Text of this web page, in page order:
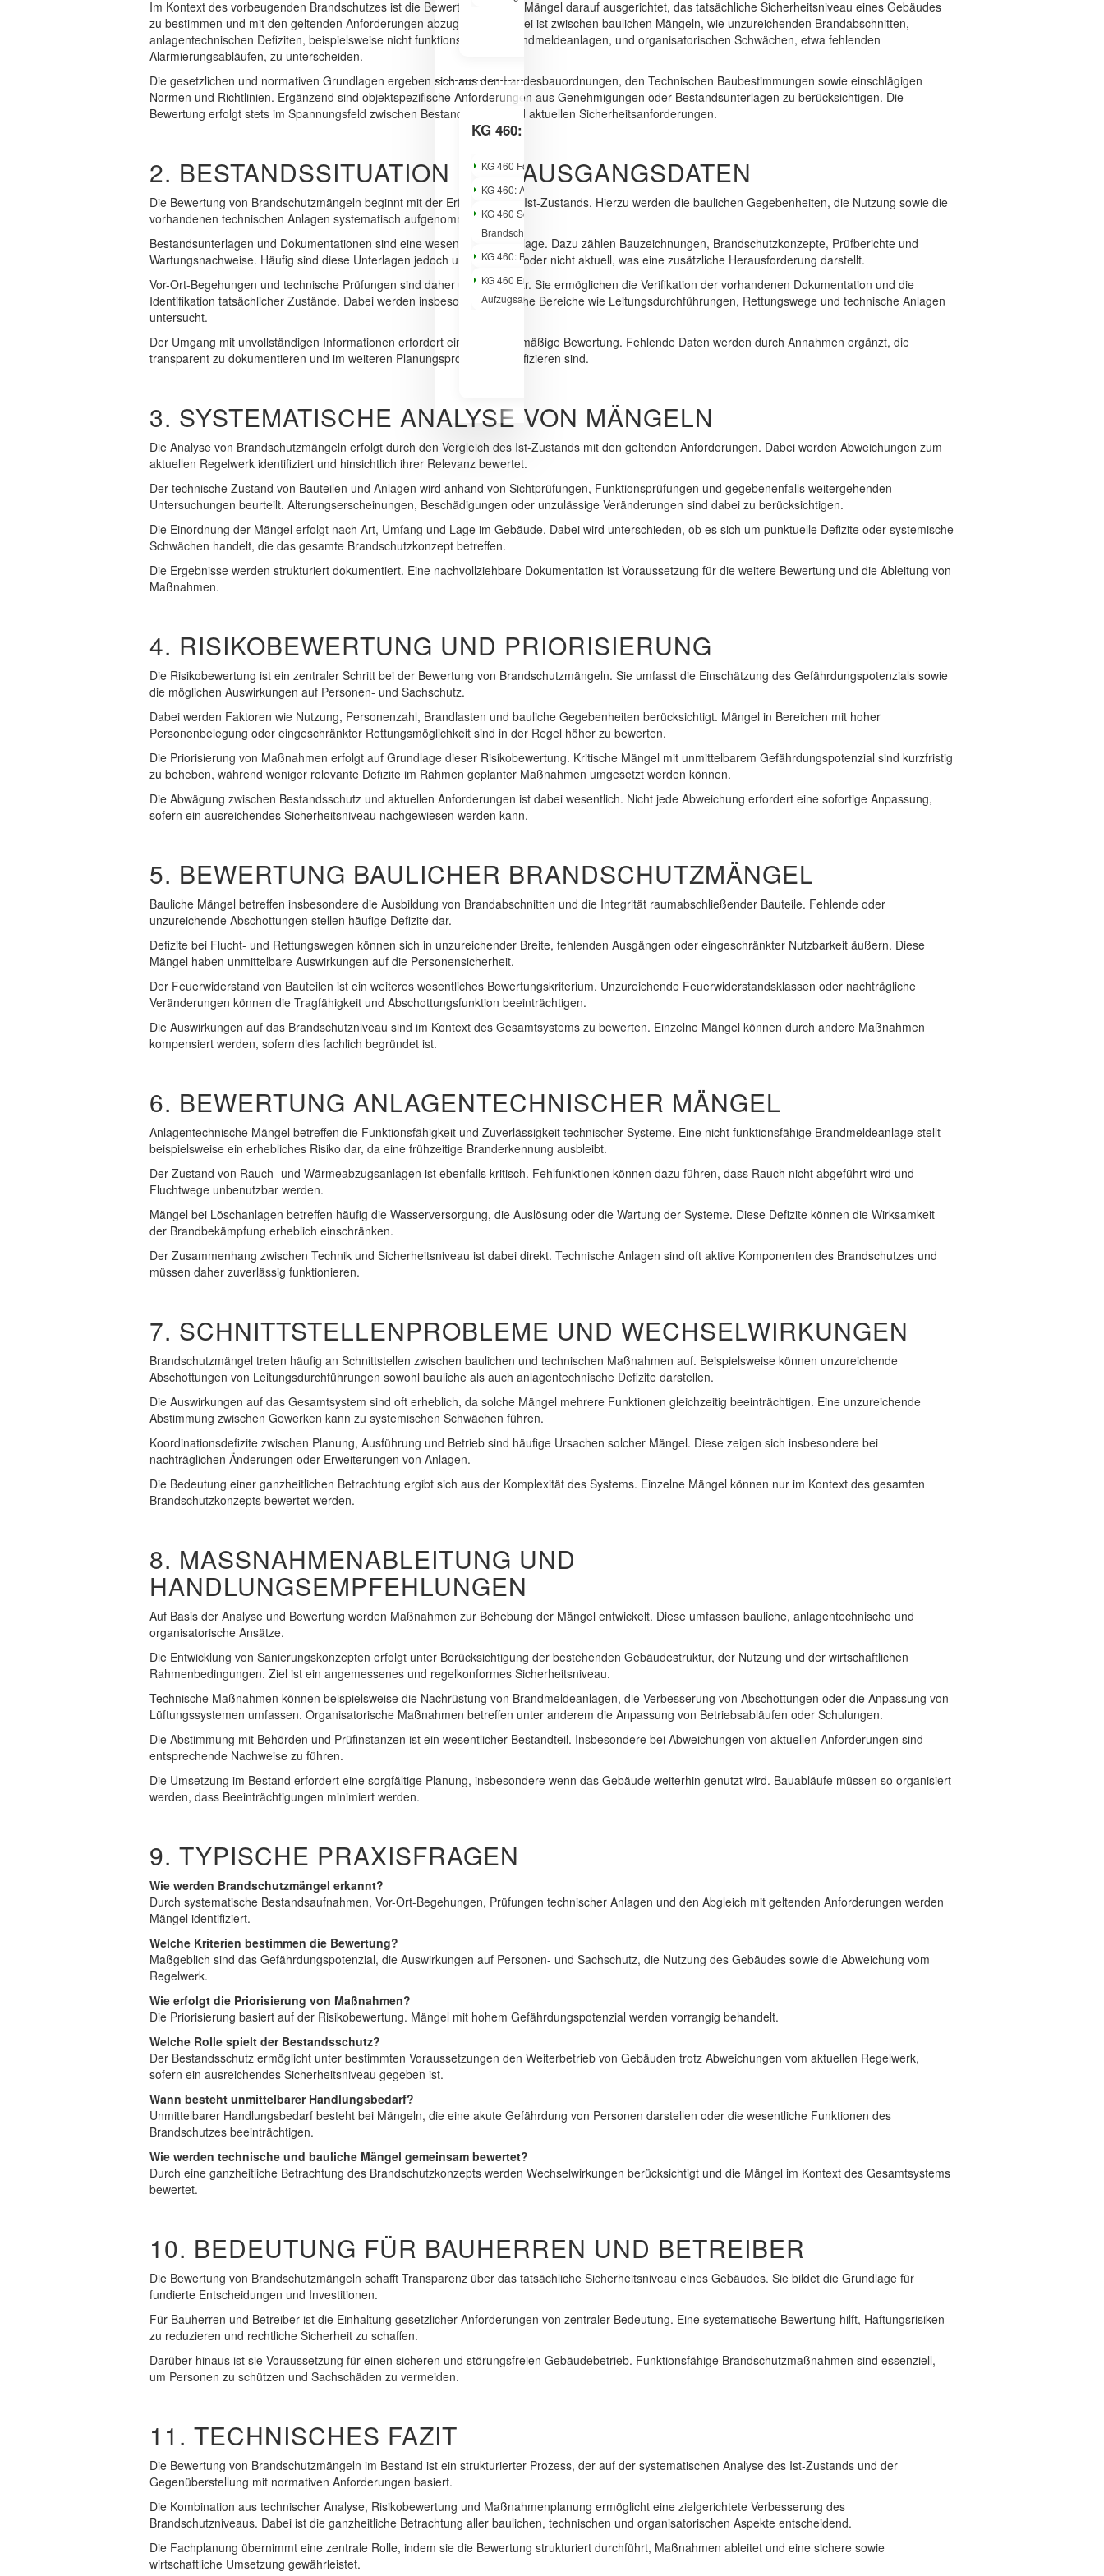
Gebäudeenergiegesetz (GEG) auf die
Heizungsplanung
KG 460: Allgemeine Infos
KG 460 Förderanlagen in der TGA-Planung
KG 460: Aufzüge im Neubau
KG 460 Schnittstellen zu Architektur und
Brandschutz
KG 460: Barrierefreiheit bei Förderanlagen
KG 460 Energieeffizienz bei
Aufzugsanlagen
KG 470 Anforderungen für Sonderanlagen
in Kliniken
KG 470 Nutzungsspezifischen Anlagen
KG 470 Besonderheiten für Industrie- und
KG 470 Schnittstellen zu anderen TGA-
Gewerken
KG 470 Betriebssicherheit und Wartung in
KG 480 Energieeffizienz bei der
KG 480: Steuerung der technischen
KG 480: Funktionsbeschreibungen für GA-
Systeme
Im Kontext des vorbeugenden Brandschutzes ist die Bewertung solcher Mängel darauf ausgerichtet, das tatsächliche Sicherheitsniveau eines Gebäudes
zu bestimmen und mit den geltenden Anforderungen abzugleichen. Dabei ist zwischen baulichen Mängeln, wie unzureichenden Brandabschnitten,
anlagentechnischen Defiziten, beispielsweise nicht funktionsfähigen Brandmeldeanlagen, und organisatorischen Schwächen, etwa fehlenden
Alarmierungsabläufen, zu unterscheiden.
Die gesetzlichen und normativen Grundlagen ergeben sich aus den Landesbauordnungen, den Technischen Baubestimmungen sowie einschlägigen
Normen und Richtlinien. Ergänzend sind objektspezifische Anforderungen aus Genehmigungen oder Bestandsunterlagen zu berücksichtigen. Die
Bewertung erfolgt stets im Spannungsfeld zwischen Bestandsschutz und aktuellen Sicherheitsanforderungen.
2. BESTANDSSITUATION UND AUSGANGSDATEN
Die Bewertung von Brandschutzmängeln beginnt mit der Erfassung des Ist-Zustands. Hierzu werden die baulichen Gegebenheiten, die Nutzung sowie die
vorhandenen technischen Anlagen systematisch aufgenommen.
Bestandsunterlagen und Dokumentationen sind eine wesentliche Grundlage. Dazu zählen Bauzeichnungen, Brandschutzkonzepte, Prüfberichte und
Wartungsnachweise. Häufig sind diese Unterlagen jedoch unvollständig oder nicht aktuell, was eine zusätzliche Herausforderung darstellt.
Vor-Ort-Begehungen und technische Prüfungen sind daher unverzichtbar. Sie ermöglichen die Verifikation der vorhandenen Dokumentation und die
Identifikation tatsächlicher Zustände. Dabei werden insbesondere kritische Bereiche wie Leitungsdurchführungen, Rettungswege und technische Anlagen
untersucht.
Der Umgang mit unvollständigen Informationen erfordert eine ingenieurmäßige Bewertung. Fehlende Daten werden durch Annahmen ergänzt, die
transparent zu dokumentieren und im weiteren Planungsprozess zu verifizieren sind.
3. SYSTEMATISCHE ANALYSE VON MÄNGELN
Die Analyse von Brandschutzmängeln erfolgt durch den Vergleich des Ist-Zustands mit den geltenden Anforderungen. Dabei werden Abweichungen zum
aktuellen Regelwerk identifiziert und hinsichtlich ihrer Relevanz bewertet.
Der technische Zustand von Bauteilen und Anlagen wird anhand von Sichtprüfungen, Funktionsprüfungen und gegebenenfalls weitergehenden
Untersuchungen beurteilt. Alterungserscheinungen, Beschädigungen oder unzulässige Veränderungen sind dabei zu berücksichtigen.
Die Einordnung der Mängel erfolgt nach Art, Umfang und Lage im Gebäude. Dabei wird unterschieden, ob es sich um punktuelle Defizite oder systemische
Schwächen handelt, die das gesamte Brandschutzkonzept betreffen.
Die Ergebnisse werden strukturiert dokumentiert. Eine nachvollziehbare Dokumentation ist Voraussetzung für die weitere Bewertung und die Ableitung von
Maßnahmen.
4. RISIKOBEWERTUNG UND PRIORISIERUNG
Die Risikobewertung ist ein zentraler Schritt bei der Bewertung von Brandschutzmängeln. Sie umfasst die Einschätzung des Gefährdungspotenzials sowie
die möglichen Auswirkungen auf Personen- und Sachschutz.
Dabei werden Faktoren wie Nutzung, Personenzahl, Brandlasten und bauliche Gegebenheiten berücksichtigt. Mängel in Bereichen mit hoher
Personenbelegung oder eingeschränkter Rettungsmöglichkeit sind in der Regel höher zu bewerten.
Die Priorisierung von Maßnahmen erfolgt auf Grundlage dieser Risikobewertung. Kritische Mängel mit unmittelbarem Gefährdungspotenzial sind kurzfristig
zu beheben, während weniger relevante Defizite im Rahmen geplanter Maßnahmen umgesetzt werden können.
Die Abwägung zwischen Bestandsschutz und aktuellen Anforderungen ist dabei wesentlich. Nicht jede Abweichung erfordert eine sofortige Anpassung,
sofern ein ausreichendes Sicherheitsniveau nachgewiesen werden kann.
5. BEWERTUNG BAULICHER BRANDSCHUTZMÄNGEL
Bauliche Mängel betreffen insbesondere die Ausbildung von Brandabschnitten und die Integrität raumabschließender Bauteile. Fehlende oder
unzureichende Abschottungen stellen häufige Defizite dar.
Defizite bei Flucht- und Rettungswegen können sich in unzureichender Breite, fehlenden Ausgängen oder eingeschränkter Nutzbarkeit äußern. Diese
Mängel haben unmittelbare Auswirkungen auf die Personensicherheit.
Der Feuerwiderstand von Bauteilen ist ein weiteres wesentliches Bewertungskriterium. Unzureichende Feuerwiderstandsklassen oder nachträgliche
Veränderungen können die Tragfähigkeit und Abschottungsfunktion beeinträchtigen.
Die Auswirkungen auf das Brandschutzniveau sind im Kontext des Gesamtsystems zu bewerten. Einzelne Mängel können durch andere Maßnahmen
kompensiert werden, sofern dies fachlich begründet ist.
6. BEWERTUNG ANLAGENTECHNISCHER MÄNGEL
Anlagentechnische Mängel betreffen die Funktionsfähigkeit und Zuverlässigkeit technischer Systeme. Eine nicht funktionsfähige Brandmeldeanlage stellt
beispielsweise ein erhebliches Risiko dar, da eine frühzeitige Branderkennung ausbleibt.
Der Zustand von Rauch- und Wärmeabzugsanlagen ist ebenfalls kritisch. Fehlfunktionen können dazu führen, dass Rauch nicht abgeführt wird und
Fluchtwege unbenutzbar werden.
Mängel bei Löschanlagen betreffen häufig die Wasserversorgung, die Auslösung oder die Wartung der Systeme. Diese Defizite können die Wirksamkeit
der Brandbekämpfung erheblich einschränken.
Der Zusammenhang zwischen Technik und Sicherheitsniveau ist dabei direkt. Technische Anlagen sind oft aktive Komponenten des Brandschutzes und
müssen daher zuverlässig funktionieren.
7. SCHNITTSTELLENPROBLEME UND WECHSELWIRKUNGEN
Brandschutzmängel treten häufig an Schnittstellen zwischen baulichen und technischen Maßnahmen auf. Beispielsweise können unzureichende
Abschottungen von Leitungsdurchführungen sowohl bauliche als auch anlagentechnische Defizite darstellen.
Die Auswirkungen auf das Gesamtsystem sind oft erheblich, da solche Mängel mehrere Funktionen gleichzeitig beeinträchtigen. Eine unzureichende
Abstimmung zwischen Gewerken kann zu systemischen Schwächen führen.
Koordinationsdefizite zwischen Planung, Ausführung und Betrieb sind häufige Ursachen solcher Mängel. Diese zeigen sich insbesondere bei
nachträglichen Änderungen oder Erweiterungen von Anlagen.
Die Bedeutung einer ganzheitlichen Betrachtung ergibt sich aus der Komplexität des Systems. Einzelne Mängel können nur im Kontext des gesamten
Brandschutzkonzepts bewertet werden.
8. MASSNAHMENABLEITUNG UND H
ANDLUNGSEMPFEHLUNGEN
Auf Basis der Analyse und Bewertung werden Maßnahmen zur Behebung der Mängel entwickelt. Diese umfassen bauliche, anlagentechnische und
organisatorische Ansätze.
Die Entwicklung von Sanierungskonzepten erfolgt unter Berücksichtigung der bestehenden Gebäudestruktur, der Nutzung und der wirtschaftlichen
Rahmenbedingungen. Ziel ist ein angemessenes und regelkonformes Sicherheitsniveau.
Technische Maßnahmen können beispielsweise die Nachrüstung von Brandmeldeanlagen, die Verbesserung von Abschottungen oder die Anpassung von
Lüftungssystemen umfassen. Organisatorische Maßnahmen betreffen unter anderem die Anpassung von Betriebsabläufen oder Schulungen.
Die Abstimmung mit Behörden und Prüfinstanzen ist ein wesentlicher Bestandteil. Insbesondere bei Abweichungen von aktuellen Anforderungen sind
entsprechende Nachweise zu führen.
Die Umsetzung im Bestand erfordert eine sorgfältige Planung, insbesondere wenn das Gebäude weiterhin genutzt wird. Bauabläufe müssen so organisiert
werden, dass Beeinträchtigungen minimiert werden.
9. TYPISCHE PRAXISFRAGEN
Wie werden Brandschutzmängel erkannt?
Durch systematische Bestandsaufnahmen, Vor-Ort-Begehungen, Prüfungen technischer Anlagen und den Abgleich mit geltenden Anforderungen werden
Mängel identifiziert.
Welche Kriterien bestimmen die Bewertung?
Maßgeblich sind das Gefährdungspotenzial, die Auswirkungen auf Personen- und Sachschutz, die Nutzung des Gebäudes sowie die Abweichung vom
Regelwerk.
Wie erfolgt die Priorisierung von Maßnahmen?
Die Priorisierung basiert auf der Risikobewertung. Mängel mit hohem Gefährdungspotenzial werden vorrangig behandelt.
Welche Rolle spielt der Bestandsschutz?
Der Bestandsschutz ermöglicht unter bestimmten Voraussetzungen den Weiterbetrieb von Gebäuden trotz Abweichungen vom aktuellen Regelwerk,
sofern ein ausreichendes Sicherheitsniveau gegeben ist.
Wann besteht unmittelbarer Handlungsbedarf?
Unmittelbarer Handlungsbedarf besteht bei Mängeln, die eine akute Gefährdung von Personen darstellen oder die wesentliche Funktionen des
Brandschutzes beeinträchtigen.
Wie werden technische und bauliche Mängel gemeinsam bewertet?
Durch eine ganzheitliche Betrachtung des Brandschutzkonzepts werden Wechselwirkungen berücksichtigt und die Mängel im Kontext des Gesamtsystems
bewertet.
10. BEDEUTUNG FÜR BAUHERREN UND BETREIBER
Die Bewertung von Brandschutzmängeln schafft Transparenz über das tatsächliche Sicherheitsniveau eines Gebäudes. Sie bildet die Grundlage für
fundierte Entscheidungen und Investitionen.
Für Bauherren und Betreiber ist die Einhaltung gesetzlicher Anforderungen von zentraler Bedeutung. Eine systematische Bewertung hilft, Haftungsrisiken
zu reduzieren und rechtliche Sicherheit zu schaffen.
Darüber hinaus ist sie Voraussetzung für einen sicheren und störungsfreien Gebäudebetrieb. Funktionsfähige Brandschutzmaßnahmen sind essenziell,
um Personen zu schützen und Sachschäden zu vermeiden.
11. TECHNISCHES FAZIT
Die Bewertung von Brandschutzmängeln im Bestand ist ein strukturierter Prozess, der auf der systematischen Analyse des Ist-Zustands und der
Gegenüberstellung mit normativen Anforderungen basiert.
Die Kombination aus technischer Analyse, Risikobewertung und Maßnahmenplanung ermöglicht eine zielgerichtete Verbesserung des
Brandschutzniveaus. Dabei ist die ganzheitliche Betrachtung aller baulichen, technischen und organisatorischen Aspekte entscheidend.
Die Fachplanung übernimmt eine zentrale Rolle, indem sie die Bewertung strukturiert durchführt, Maßnahmen ableitet und eine sichere sowie
wirtschaftliche Umsetzung gewährleistet.